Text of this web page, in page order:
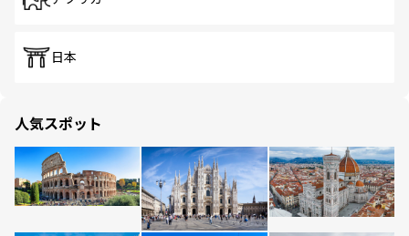
日本
人気スポット